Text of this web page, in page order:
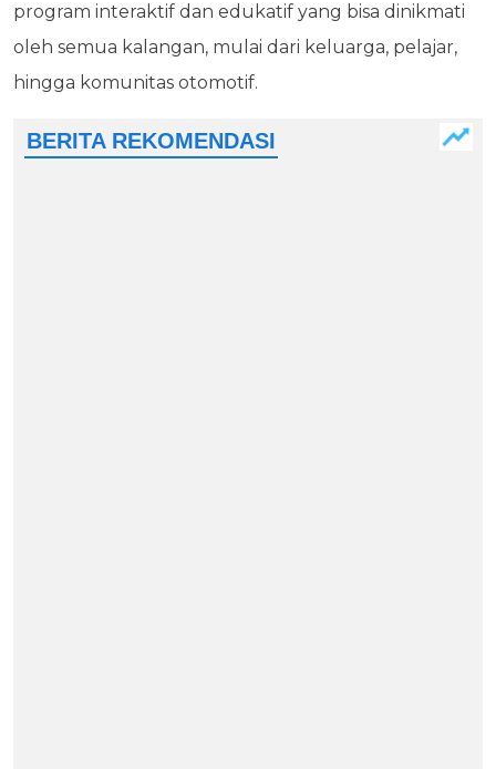
program interaktif dan edukatif yang bisa dinikmati
oleh semua kalangan, mulai dari keluarga, pelajar,
hingga komunitas otomotif.